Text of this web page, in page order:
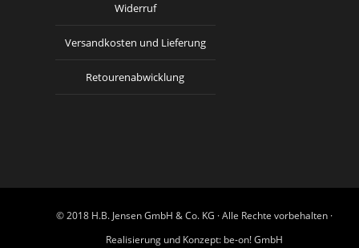
Widerruf
Versandkosten und Lieferung
Retourenabwicklung
© 2018 H.B. Jensen GmbH & Co. KG · Alle Rechte vorbehalten ·
Realisierung und Konzept: be-on! GmbH